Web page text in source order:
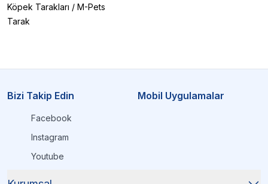
Köpek Tarakları / M-Pets
Tarak
Bizi Takip Edin
Facebook
Instagram
Youtube
Mobil Uygulamalar